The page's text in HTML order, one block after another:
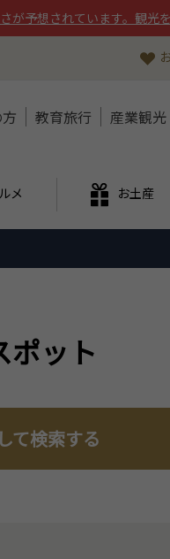
予想されています。観光
教育旅行 産業観光
メ お土産
ポット
て検索する